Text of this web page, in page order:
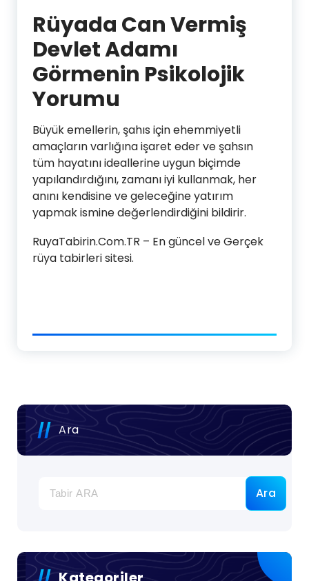
Rüyada Can Vermiş
Devlet Adamı
Görmenin Psikolojik
Yorumu
Büyük emellerin, şahıs için ehemmiyetli
amaçların varlığına işaret eder ve şahsın
tüm hayatını ideallerine uygun biçimde
yapılandırdığını, zamanı iyi kullanmak, her
anını kendisine ve geleceğine yatırım
yapmak ismine değerlendirdiğini bildirir.
RuyaTabirin.Com.TR – En güncel ve Gerçek
rüya tabirleri sitesi.
Ara
Ara